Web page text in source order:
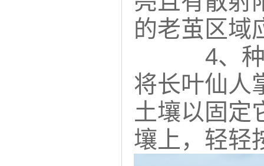
的老茧区域
4、
将长叶仙人
土壤以固定
壤上，轻轻